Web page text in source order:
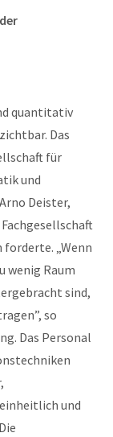
quantitativ
Das
für
und
Deister,
„Wenn
wenig Raum
sind,
so
Das Personal
und